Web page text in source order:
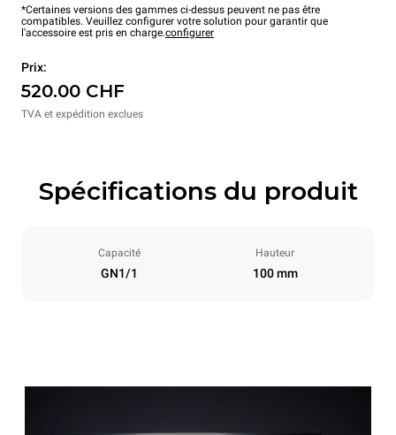
*Certaines versions des gammes ci-dessus peuvent ne pas être
compatibles. Veuillez configurer votre solution pour garantir que
l'accessoire est pris en charge.configurer
Prix:
520.00 CHF
TVA et expédition exclues
Spécifications du produit
Capacité
GN1/1
Hauteur
100 mm